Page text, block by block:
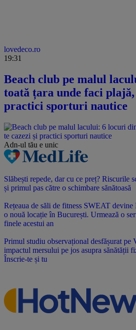
lovedeco.ro
19:31
Beach club pe malul
toată țara unde faci plajă,
practici sporturi nautice
Adn-ul tău e unic
Slăbești repede, dar cu ce preț? Riscurile
și primul pas către o schimbare sănătoasă
Rețeaua de săli de fitness SWEAT
o nouă locație în București. Urmează o
finele acestui an
Primul studiu observațional desfășurat pe
impactul mersului pe jos asupra sănătății
Înscrie-te și tu